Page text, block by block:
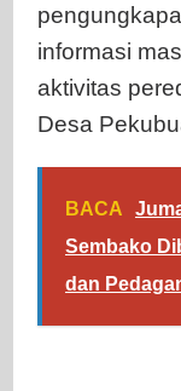
informasi
aktivitas
Desa
BACA
Sembako
dan